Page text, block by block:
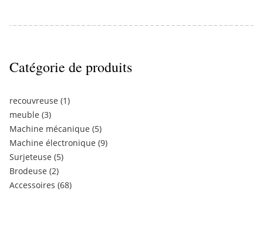
Catégorie de produits
recouvreuse (1)
meuble (3)
Machine mécanique (5)
Machine électronique (9)
Surjeteuse (5)
Brodeuse (2)
Accessoires (68)